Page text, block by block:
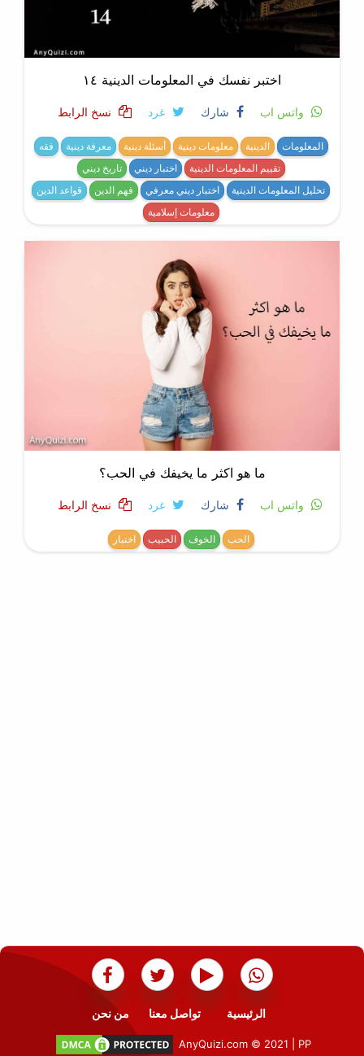
اختبر نفسك في المعلومات الدينية ١٤
واتس اب شارك غرد نسخ الرابط
المعلومات الدينية معلومات دينية أسئلة دينية معرفة دينية
فقه
تقييم المعلومات الدينية
اختبار ديني
تاريخ ديني
تحليل المعلومات الدينية
اختبار ديني معرفي فهم الدين
قواعد الدين
معلومات إسلامية
ما هو اكثر ما يخيفك في الحب؟
واتس اب شارك غرد نسخ الرابط
الحب الخوف الحبيب اختبار
الرئيسية تواصل معنا من نحن
AnyQuizi.com © 2021 PP